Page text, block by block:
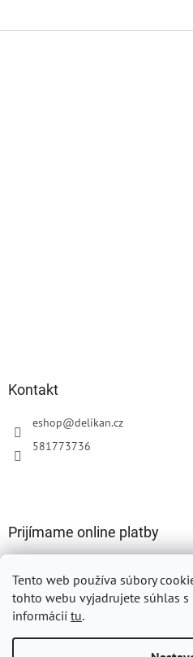
Tento web používa súbory
tohto webu vyjadrujete súhlas s
informácií tu.
Kontakt
eshop@delikan.cz
581773736
Prijímame online platby